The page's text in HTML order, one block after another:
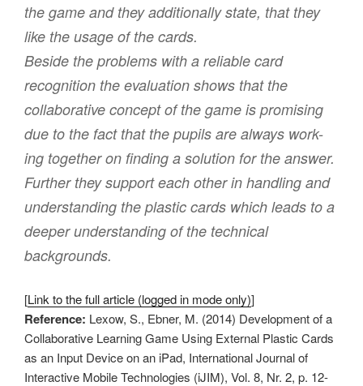
the game and they additionally state, that they
like the usage of the cards.
Beside the problems with a reliable card
recognition the evaluation shows that the
collaborative concept of the game is promising
due to the fact that the pupils are always work-
ing together on finding a solution for the answer.
Further they support each other in handling and
understanding the plastic cards which leads to a
deeper understanding of the technical
backgrounds.
[Link to the full article (logged in mode only)]
Reference: Lexow, S., Ebner, M. (2014) Development of a
Collaborative Learning Game Using External Plastic Cards
as an Input Device on an iPad, International Journal of
Interactive Mobile Technologies (iJIM), Vol. 8, Nr. 2, p. 12-